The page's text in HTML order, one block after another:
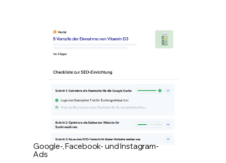
Google-, Facebook- und Instagram-
Ads